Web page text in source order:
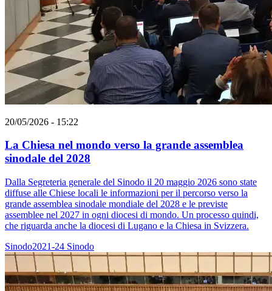
20/05/2026 - 15:22
La Chiesa nel mondo verso la grande assemblea
sinodale del 2028
Dalla Segreteria generale del Sinodo il 20 maggio 2026 sono state
diffuse alle Chiese locali le informazioni per il percorso verso la
grande assemblea sinodale mondiale del 2028 e le previste
assemblee nel 2027 in ogni diocesi di mondo. Un processo quindi,
che riguarda anche la diocesi di Lugano e la Chiesa in Svizzera.
Sinodo2021-24 Sinodo